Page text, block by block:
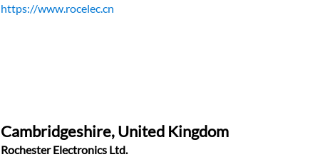
https://www.rocelec.cn
Cambridgeshire, United Kingdom
Rochester Electronics Ltd.